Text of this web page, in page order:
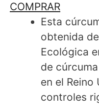
COMPRAR
Esta
obtenida
Ecológica
de
en el Reino
controles